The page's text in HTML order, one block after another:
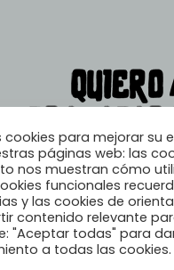
cookies para mejorar su
páginas web: las
nos muestran cómo
funcionales
y las cookies de
contenido relevante
"Aceptar todas" para
a todas las cookies.